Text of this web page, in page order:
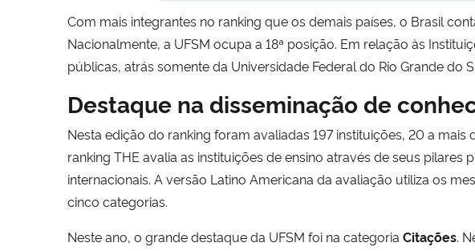
Com mais integrantes no ranking que os demais países, o Brasil
Nacionalmente, a UFSM ocupa a 18ª posição. Em relação às
públicas, atrás somente da Universidade Federal do Rio Grande do
Destaque na disseminação de
Nesta edição do ranking foram avaliadas 197 instituições, 20 a
ranking THE avalia as instituições de ensino através de seus
internacionais. A versão Latino Americana da avaliação utiliza os
cinco categorias.
Neste ano, o grande destaque da UFSM foi na categoria Citações.